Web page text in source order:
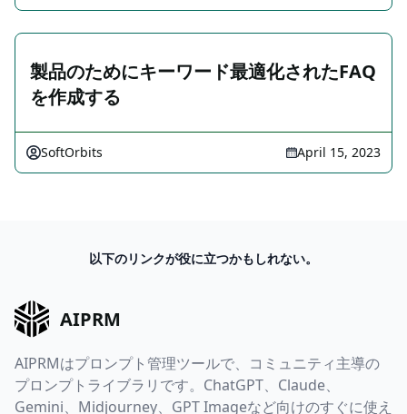
製品のためにキーワード最適化されたFAQ
を作成する
SoftOrbits April 15, 2023
以下のリンクが役に立つかもしれない。
AIPRM
AIPRMはプロンプト管理ツールで、コミュニティ主導の
プロンプトライブラリです。ChatGPT、Claude、
Gemini、Midjourney、GPT Imageなど向けのすぐに使え